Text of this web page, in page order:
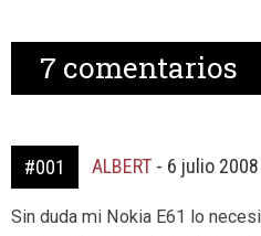
7 comentarios
#001 ALBERT - 6 julio
Sin duda mi Nokia E61 lo